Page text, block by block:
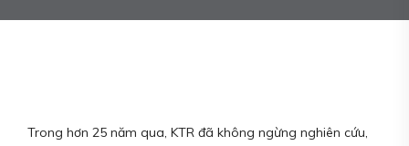
Trong hơn 25 năm qua, KTR đã không ngừng nghiên cứu,